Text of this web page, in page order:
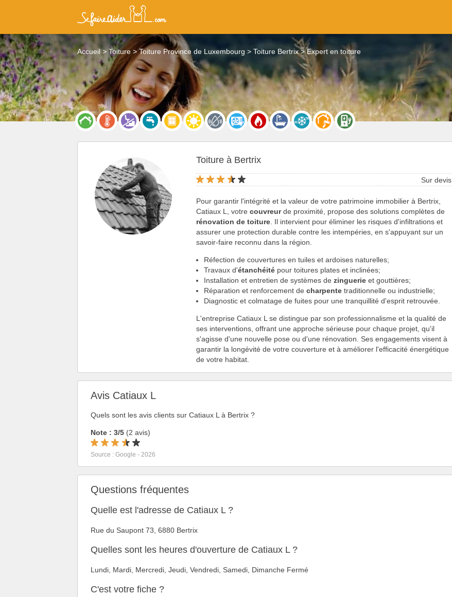
Accueil Toiture Toiture Province de Luxembourg Toiture Bertrix Expert en toiture
Toiture à Bertrix
Sur devis
Pour garantir l'intégrité et la valeur de votre patrimoine immobilier à Bertrix,
Catiaux L, votrecouvreurde proximité, propose des solutions complètes de
rénovation de toiture . Il intervient pour éliminer les risques d'infiltrations et
assurer une protection durable contre les intempéries, en s'appuyant sur un
savoir-faire reconnu dans la région.
Réfection de couvertures en tuiles et ardoises naturelles;
Travaux d'étanchéité pour toitures plates et inclinées;
Installation et entretien de systèmes dezinguerie et gouttières;
Réparation et renforcement decharpente traditionnelle ou industrielle;
Diagnostic et colmatage de fuites pour une tranquillité d'esprit retrouvée.
L'entreprise Catiaux L se distingue par son professionnalisme et la qualité de
ses interventions, offrant une approche sérieuse pour chaque projet, qu'il
s'agisse d'une nouvelle pose ou d'une rénovation. Ses engagements visent à
garantir la longévité de votre couverture et à améliorer l'efficacité énergétique
de votre habitat.
Avis Catiaux L
Quels sont les avis clients sur Catiaux L à Bertrix ?
Note : 3/5 (2 avis)
Source : Google - 2026
Questions fréquentes
Quelle est l'adresse de Catiaux L ?
Rue du Saupont 73, 6880 Bertrix
Quelles sont les heures d'ouverture de Catiaux L ?
Lundi, Mardi, Mercredi, Jeudi, Vendredi, Samedi, Dimanche Fermé
C'est votre fiche ?